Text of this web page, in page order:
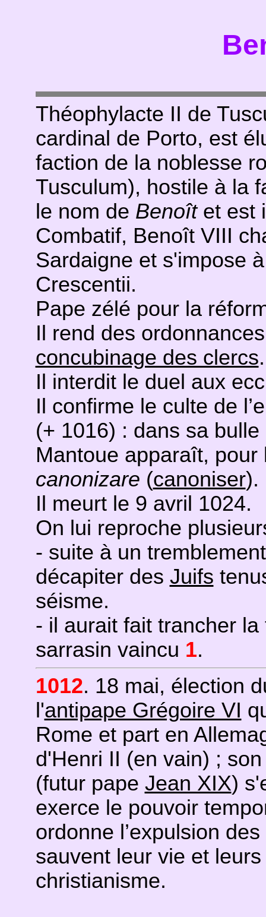
Théophylacte II de
cardinal de Porto, est
faction de la noblesse
Tusculum), hostile à la
le nom de Benoîtet est
Combatif, Benoît VIII
Sardaigne et s'impose
Crescentii.
Pape zélé pour la
Il rend des
concubinage des clercs.
Il interdit le duel aux
Il confirme le culte de
(+ 1016) : dans sa
Mantoue apparaît,
canonizare (canoniser).
Il meurt le 9 avril 1024.
On lui reproche
- suite à un
décapiter des Juifs
séisme.
- il aurait fait trancher
sarrasin vaincu 1.
1012. 18 mai, élection
l'antipape Grégoire VI
Rome et part en
d'Henri II (en vain) ;
(futur pape Jean XIX)
exerce le pouvoir
ordonne l’expulsion
sauvent leur vie et
christianisme.